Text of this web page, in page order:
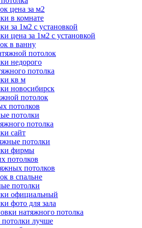
цена за м2
в комнате
за 1м2 с установкой
цена за 1м2 с установкой
в ванну
потолок
недорого
потолка
кв м
новосибирск
потолок
потолков
потолки
потолка
сайт
потолки
фирмы
потолков
потолков
в спальне
потолки
официальный
фото для зала
натяжного потолка
лучше